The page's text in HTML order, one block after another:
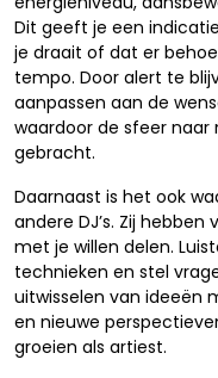
Dit geeft je een
je draait of dat er
tempo. Door alert te
aanpassen aan de
waardoor de sfeer naar
gebracht.
Daarnaast is het ook
andere DJ’s. Zij
met je willen delen.
technieken en stel
uitwisselen van ideeën
en nieuwe
groeien als artiest.